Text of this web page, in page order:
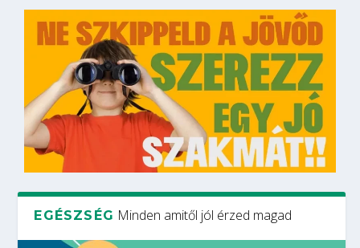
EGÉSZSÉG Minden amitől jól érzed magad